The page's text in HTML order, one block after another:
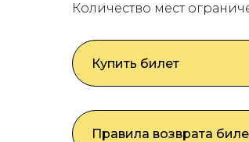
Количество мест
Купить билет
Правила возврата